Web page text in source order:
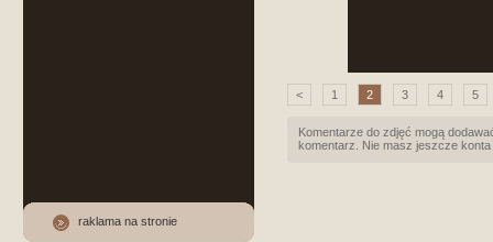
< 1 2 3 4 5
Komentarze do zdjęć mogą
komentarz. Nie masz jeszcze
raklama na stronie